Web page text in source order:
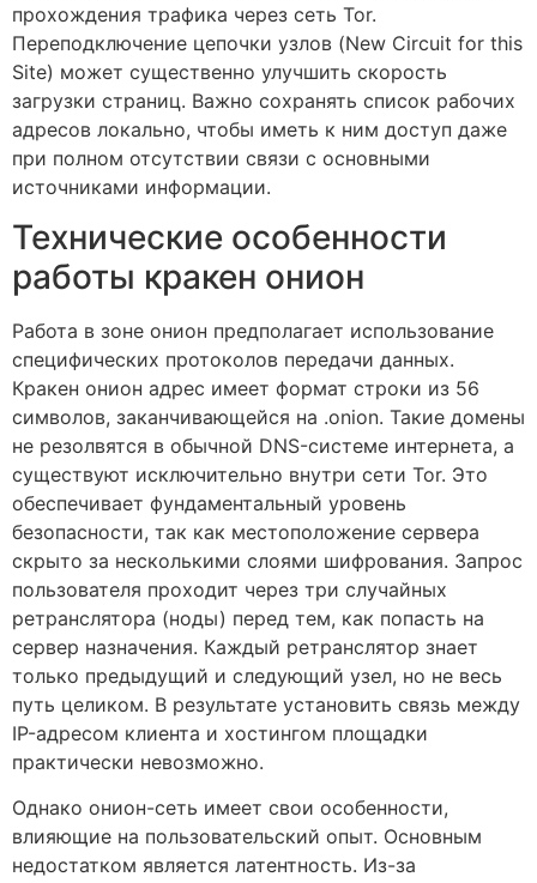
прохождения трафика через сеть Tor.
Переподключение цепочки узлов (New Circuit for this
Site) может существенно улучшить скорость
загрузки страниц. Важно сохранять список рабочих
адресов локально, чтобы иметь к ним доступ даже
при полном отсутствии связи с основными
источниками информации.
Технические особенности
работы кракен онион
Работа в зоне онион предполагает использование
специфических протоколов передачи данных.
Кракен онион адрес имеет формат строки из 56
символов, заканчивающейся на .onion. Такие домены
не резолвятся в обычной DNS-системе интернета, а
существуют исключительно внутри сети Tor. Это
обеспечивает фундаментальный уровень
безопасности, так как местоположение сервера
скрыто за несколькими слоями шифрования. Запрос
пользователя проходит через три случайных
ретранслятора (ноды) перед тем, как попасть на
сервер назначения. Каждый ретранслятор знает
только предыдущий и следующий узел, но не весь
путь целиком. В результате установить связь между
IP-адресом клиента и хостингом площадки
практически невозможно.
Однако онион-сеть имеет свои особенности,
влияющие на пользовательский опыт. Основным
недостатком является латентность. Из-за